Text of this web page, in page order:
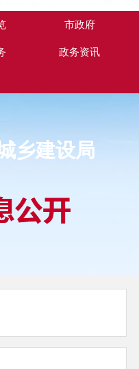
市政府
政务资讯
乡建设局